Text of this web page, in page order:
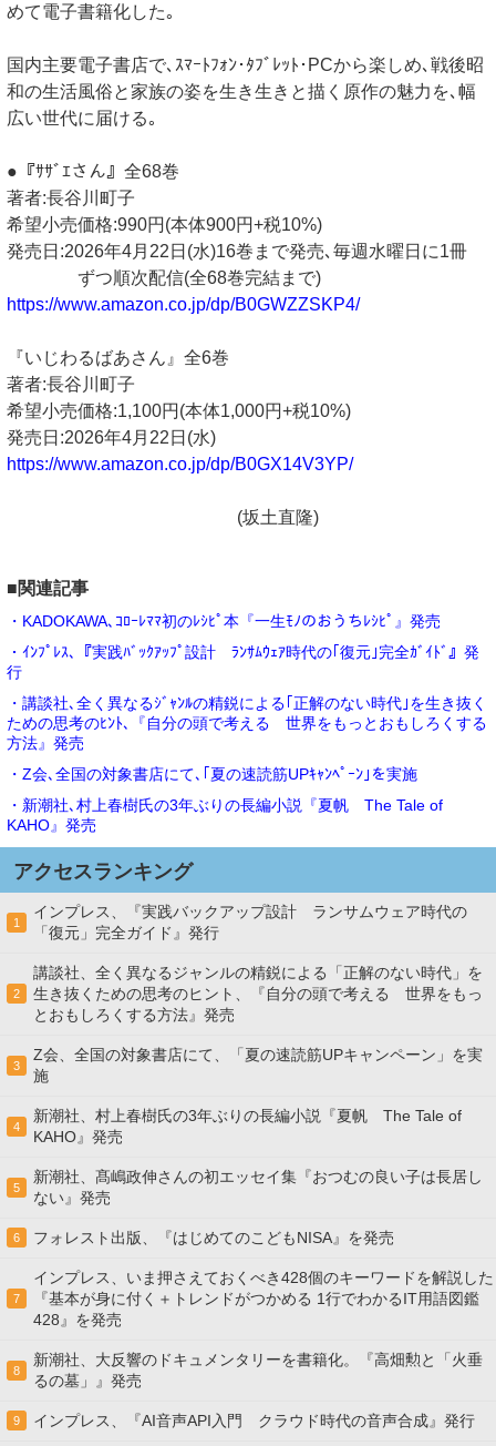
めて電子書籍化した｡
国内主要電子書店で､ｽﾏｰﾄﾌｫﾝ･ﾀﾌﾞﾚｯﾄ･PCから楽しめ､戦後昭
和の生活風俗と家族の姿を生き生きと描く原作の魅力を､幅
広い世代に届ける｡
●『ｻｻﾞｴさん』全68巻
著者:長谷川町子
希望小売価格:990円(本体900円+税10%)
発売日:2026年4月22日(水)16巻まで発売､毎週水曜日に1冊
ずつ順次配信(全68巻完結まで)
https://www.amazon.co.jp/dp/B0GWZZSKP4/
『いじわるばあさん』全6巻
著者:長谷川町子
希望小売価格:1,100円(本体1,000円+税10%)
発売日:2026年4月22日(水)
https://www.amazon.co.jp/dp/B0GX14V3YP/
(坂土直隆)
■関連記事
・KADOKAWA､ｺﾛｰﾚﾏﾏ初のﾚｼﾋﾟ本『一生ﾓﾉのおうちﾚｼﾋﾟ』発売
・ｲﾝﾌﾟﾚｽ､『実践ﾊﾞｯｸｱｯﾌﾟ設計 ﾗﾝｻﾑｳｪｱ時代の｢復元｣完全ｶﾞｲﾄﾞ』発
行
・講談社､全く異なるｼﾞｬﾝﾙの精鋭による｢正解のない時代｣を生き抜く
ための思考のﾋﾝﾄ､『自分の頭で考える 世界をもっとおもしろくする
方法』発売
・Z会､全国の対象書店にて､｢夏の速読筋UPｷｬﾝﾍﾟｰﾝ｣を実施
・新潮社､村上春樹氏の3年ぶりの長編小説『夏帆 The Tale of
KAHO』発売
アクセスランキング
1
インプレス、『実践バックアップ設計 ランサムウェア時代の
「復元」完全ガイド』発行
2
講談社、全く異なるジャンルの精鋭による「正解のない時代」を
生き抜くための思考のヒント、『自分の頭で考える 世界をもっ
とおもしろくする方法』発売
3
Z会、全国の対象書店にて、「夏の速読筋UPキャンペーン」を実
施
4
新潮社、村上春樹氏の3年ぶりの長編小説『夏帆 The Tale of
KAHO』発売
5
新潮社、髙嶋政伸さんの初エッセイ集『おつむの良い子は長居し
ない』発売
6 フォレスト出版、『はじめてのこどもNISA』を発売
7
インプレス、いま押さえておくべき428個のキーワードを解説した
『基本が身に付く＋トレンドがつかめる 1行でわかるIT用語図鑑
428』を発売
8
新潮社、大反響のドキュメンタリーを書籍化。『高畑勲と「火垂
るの墓」』発売
9 インプレス、『AI音声API入門 クラウド時代の音声合成』発行